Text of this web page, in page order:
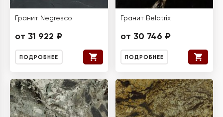
Гранит Negresco
от 31 922 ₽
ПОДРОБНЕЕ
Гранит Belatrix
от 30 746 ₽
ПОДРОБНЕЕ